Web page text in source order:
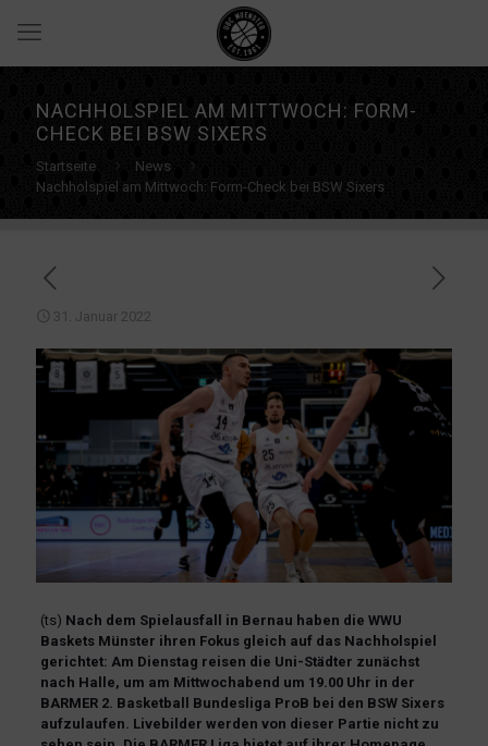
NACHHOLSPIEL AM MITTWOCH: FORM-
CHECK BEI BSW SIXERS
Startseite
News
Nachholspiel am Mittwoch: Form-Check bei BSW Sixers
31. Januar 2022
(ts) Nach dem Spielausfall in Bernau haben die WWU
Baskets Münster ihren Fokus gleich auf das Nachholspiel
gerichtet: Am Dienstag reisen die Uni-Städter zunächst
nach Halle, um am Mittwochabend um 19.00 Uhr in der
BARMER 2. Basketball Bundesliga ProB bei den BSW Sixers
aufzulaufen. Livebilder werden von dieser Partie nicht zu